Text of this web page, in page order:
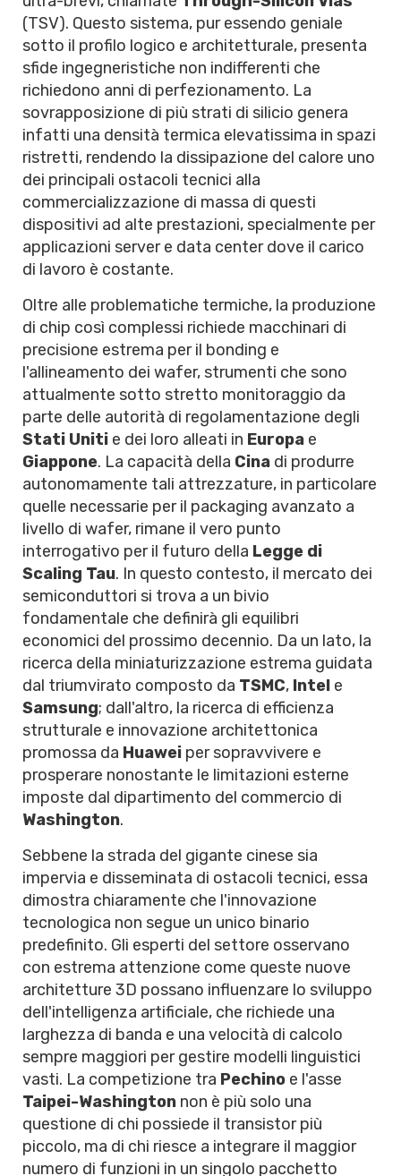
(TSV). Questo sistema, pur essendo geniale
sotto il profilo logico e architetturale, presenta
sfide ingegneristiche non indifferenti che
richiedono anni di perfezionamento. La
sovrapposizione di più strati di silicio genera
infatti una densità termica elevatissima in spazi
ristretti, rendendo la dissipazione del calore uno
dei principali ostacoli tecnici alla
commercializzazione di massa di questi
dispositivi ad alte prestazioni, specialmente per
applicazioni server e data center dove il carico
di lavoro è costante.
Oltre alle problematiche termiche, la produzione
di chip così complessi richiede macchinari di
precisione estrema per il bonding e
l'allineamento dei wafer, strumenti che sono
attualmente sotto stretto monitoraggio da
parte delle autorità di regolamentazione degli
Stati Uniti e dei loro alleati in Europa e
Giappone. La capacità della Cina di produrre
autonomamente tali attrezzature, in particolare
quelle necessarie per il packaging avanzato a
livello di wafer, rimane il vero punto
interrogativo per il futuro della Legge di
Scaling Tau. In questo contesto, il mercato dei
semiconduttori si trova a un bivio
fondamentale che definirà gli equilibri
economici del prossimo decennio. Da un lato, la
ricerca della miniaturizzazione estrema guidata
dal triumvirato composto da TSMC, Intel e
Samsung; dall'altro, la ricerca di efficienza
strutturale e innovazione architettonica
promossa da Huawei per sopravvivere e
prosperare nonostante le limitazioni esterne
imposte dal dipartimento del commercio di
Washington.
Sebbene la strada del gigante cinese sia
impervia e disseminata di ostacoli tecnici, essa
dimostra chiaramente che l'innovazione
tecnologica non segue un unico binario
predefinito. Gli esperti del settore osservano
con estrema attenzione come queste nuove
architetture 3D possano influenzare lo sviluppo
dell'intelligenza artificiale, che richiede una
larghezza di banda e una velocità di calcolo
sempre maggiori per gestire modelli linguistici
vasti. La competizione tra Pechino e l'asse
Taipei-Washington non è più solo una
questione di chi possiede il transistor più
piccolo, ma di chi riesce a integrare il maggior
numero di funzioni in un singolo pacchetto